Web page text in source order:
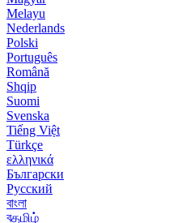
Melayu
Nederlands
Polski
Português
Română
Shqip
Suomi
Svenska
Tiếng Việt
Türkçe
ελληνικά
Български
Русский
বাংলা
বதமிழ்